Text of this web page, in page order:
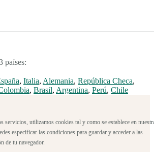
países:
, Italia, Alemania, República Checa,
, Brasil, Argentina, Perú, Chile
servicios, utilizamos cookies tal y como se establece en
especificar las condiciones para guardar y acceder a las
de tu navegador.